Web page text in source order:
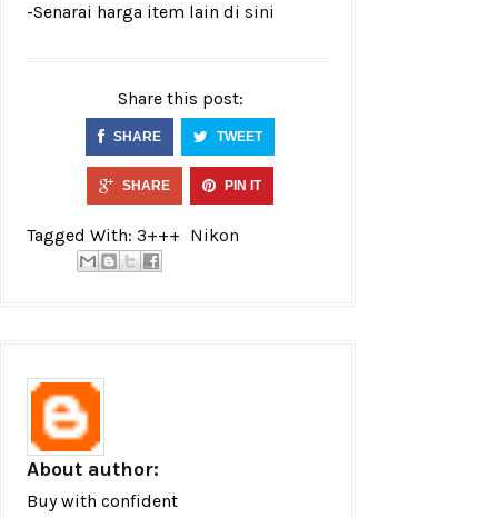
-Senarai harga item lain di sini
Share this post:
SHARE TWEET
SHARE PIN IT
Tagged With: 3+++ Nikon
About author:
Buy with confident